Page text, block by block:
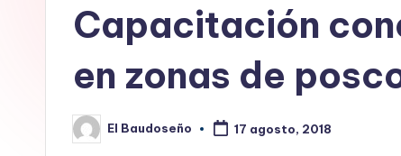
Capacitación
en zonas de
Publicado
por
El Baudoseño 17 agosto, 2018